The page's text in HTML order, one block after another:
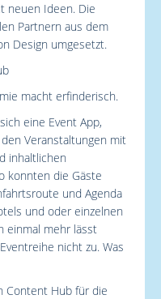
neuen Ideen. Die
Partnern aus dem
Design umgesetzt.
macht erfinderisch.
eine Event App,
Veranstaltungen mit
inhaltlichen
konnten die Gäste
und Agenda
und oder einzelnen
einmal mehr lässt
nicht zu. Was
Content Hub für die